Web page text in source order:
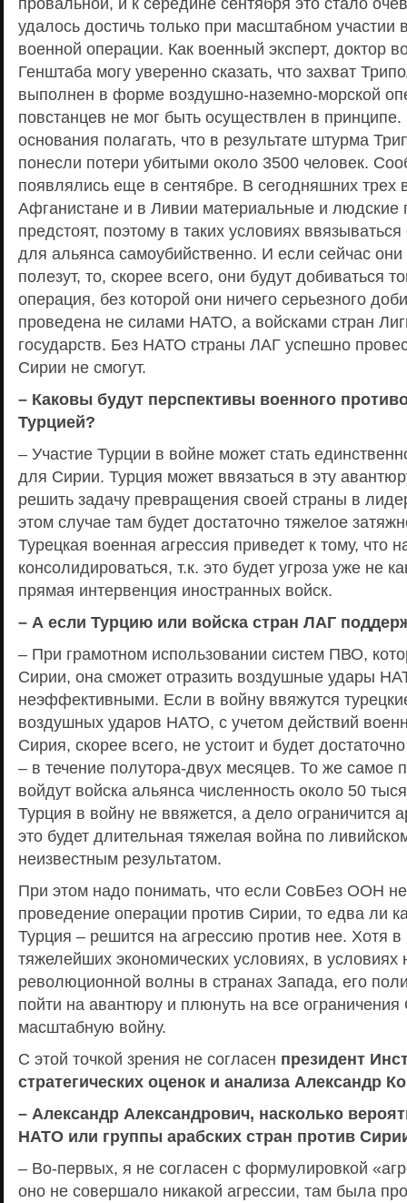
удалось достичь только при масштабном участии
военной операции. Как военный эксперт, доктор
Генштаба могу уверенно сказать, что захват
выполнен в форме воздушно-наземно-морской
повстанцев не мог быть осуществлен в
основания полагать, что в результате штурма
понесли потери убитыми около 3500 человек.
появлялись еще в сентябре. В сегодняшних трех
Афганистане и в Ливии материальные и
предстоят, поэтому в таких условиях
для альянса самоубийственно. И если сейчас
полезут, то, скорее всего, они будут добиваться
операция, без которой они ничего серьезного
проведена не силами НАТО, а войсками стран
государств. Без НАТО страны ЛАГ успешно
Сирии не смогут.
– Каковы будут перспективы военного
Турцией?
– Участие Турции в войне может стать
для Сирии. Турция может ввязаться в эту
решить задачу превращения своей страны в
этом случае там будет достаточно тяжелое
Турецкая военная агрессия приведет к тому, что
консолидироваться, т.к. это будет угроза уже не
прямая интервенция иностранных войск.
– А если Турцию или войска стран ЛАГ
– При грамотном использовании систем ПВО,
Сирии, она сможет отразить воздушные удары
неэффективными. Если в войну ввяжутся
воздушных ударов НАТО, с учетом действий
Сирия, скорее всего, не устоит и будет
– в течение полутора-двух месяцев. То же самое
войдут войска альянса численность около 50
Турция в войну не ввяжется, а дело ограничится
это будет длительная тяжелая война по
неизвестным результатом.
При этом надо понимать, что если СовБез ООН
проведение операции против Сирии, то едва ли
Турция – решится на агрессию против нее. Хотя
тяжелейших экономических условиях, в условиях
революционной волны в странах Запада, его
пойти на авантюру и плюнуть на все
масштабную войну.
С этой точкой зрения не согласен президент
стратегических оценок и анализа Александр
– Александр Александрович, насколько
НАТО или группы арабских стран против
– Во-первых, я не согласен с формулировкой
оно не совершало никакой агрессии, там была